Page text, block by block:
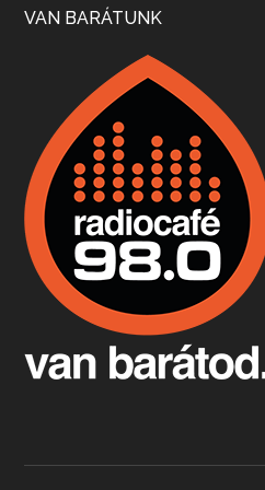
Boston, teadélután, bab
Apr 9, 2026 • 00:37:17
Fermentáljunk, a testünk
Apr 3, 2026 • 00:36:07
VAN BARÁTUNK